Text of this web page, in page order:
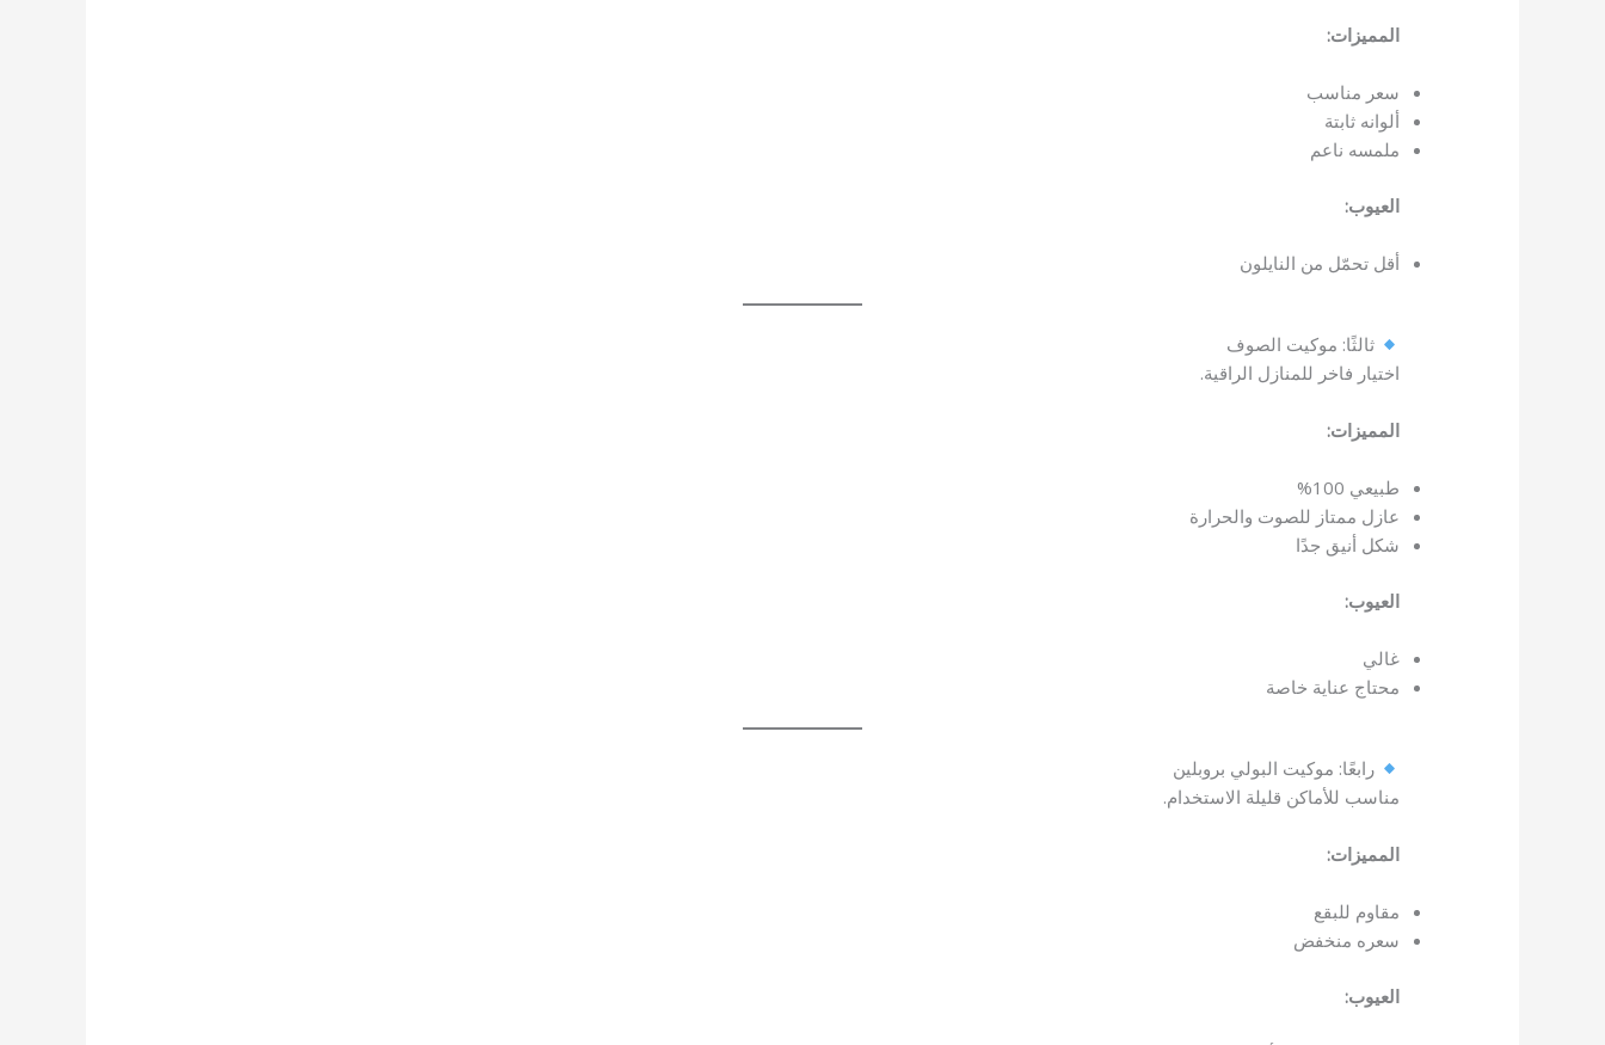
المميزات:
سعر مناسب
ألوانه ثابتة
ملمسه ناعم
العيوب:
أقل تحمّل من النايلون
ثالثًا: موكيت الصوف
اختيار فاخر للمنازل الراقية.
المميزات:
طبيعي 100%
عازل ممتاز للصوت والحرارة
شكل أنيق جدًا
العيوب:
غالي
محتاج عناية خاصة
رابعًا: موكيت البولي بروبلين
مناسب للأماكن قليلة الاستخدام.
المميزات:
مقاوم للبقع
سعره منخفض
العيوب: